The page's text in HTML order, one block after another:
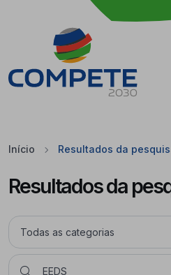
Saltar para o conteúdo principal
Início Resultados da
Resultados da